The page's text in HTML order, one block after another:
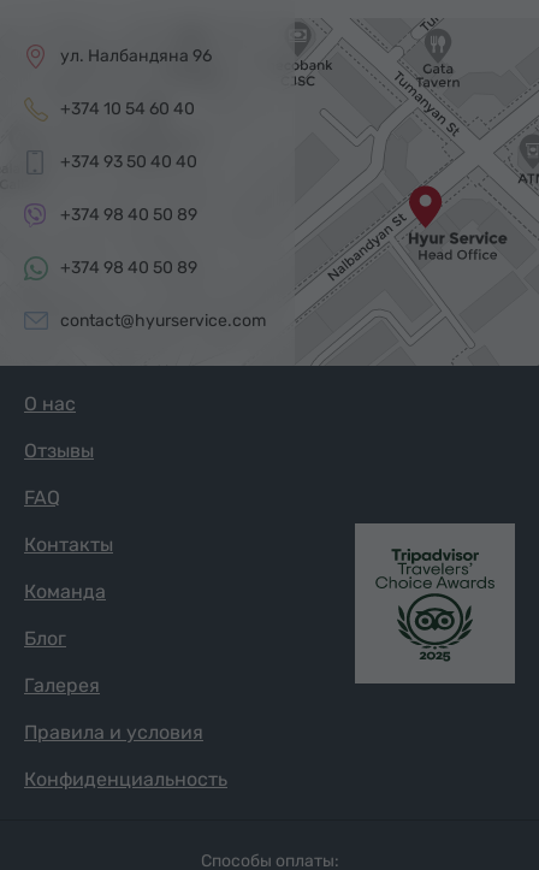
ул. Налбандяна 96
+374 10 54 60 40
+374 93 50 40 40
+374 98 40 50 89
+374 98 40 50 89
contact@hyurservice.com
О нас
Отзывы
FAQ
Контакты
Команда
Блог
Галерея
Правила и условия
Конфиденциальность
Способы оплаты: